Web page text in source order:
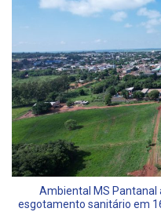
Ambiental MS Pantanal
esgotamento sanitário em